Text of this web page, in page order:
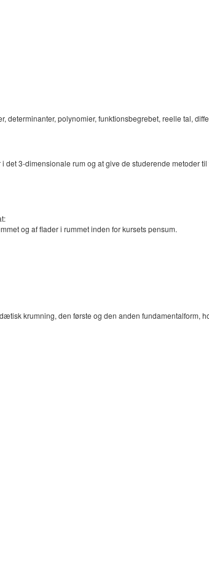
polynomier, funktionsbegrebet, reelle tal,
3-dimensionale rum og at give de studerende metoder
og af flader i rummet inden for kursets pensum.
krumning, den første og den anden fundamentalform,